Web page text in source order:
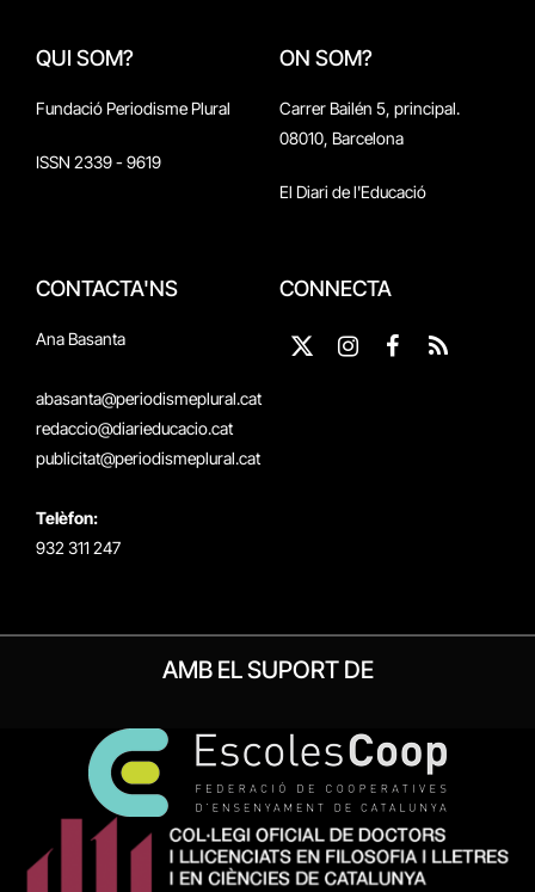
QUI SOM?
Fundació Periodisme Plural
ISSN 2339 - 9619
ON SOM?
Carrer Bailén 5, principal.
08010, Barcelona
El Diari de l'Educació
CONTACTA'NS
Ana Basanta
abasanta@periodismeplural.cat
redaccio@diarieducacio.cat
publicitat@periodismeplural.cat
Telèfon:
932 311 247
CONNECTA
X
Instagram
Facebook
RSS
AMB EL SUPORT DE